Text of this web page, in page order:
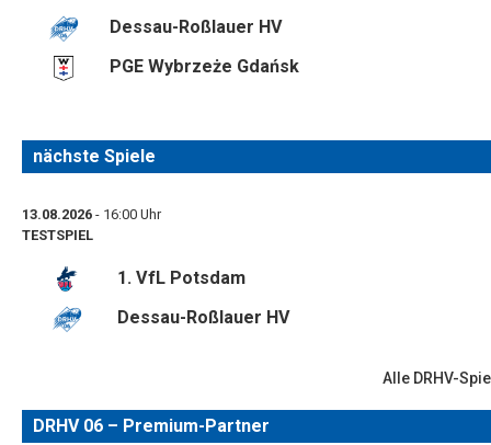
Dessau-Roßlauer HV
PGE Wybrzeże Gdańsk
nächste Spiele
13.08.2026 - 16:00 Uhr
TESTSPIEL
1. VfL Potsdam
Dessau-Roßlauer HV
Alle DRHV-
DRHV 06 – Premium-Partner